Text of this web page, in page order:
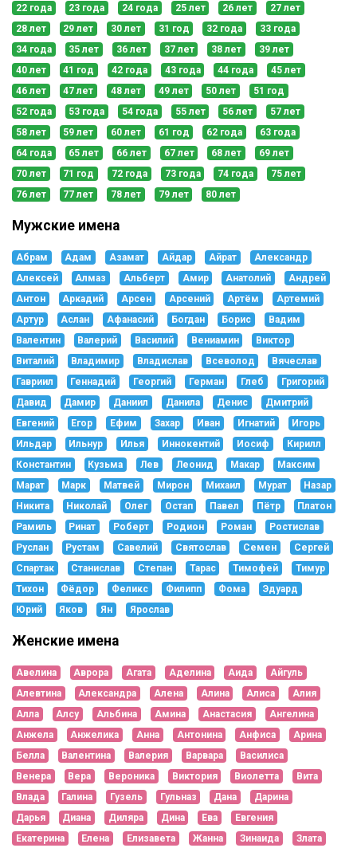
22 года
23 года 24 года 25 лет 26 лет
27 лет
28 лет
29 лет 30 лет 31 год 32 года
33 года
34 года
35 лет 36 лет 37 лет 38 лет
39 лет
40 лет
41 год 42 года 43 года 44 года
45 лет
46 лет
47 лет 48 лет 49 лет 50 лет
51 год
52 года
53 года 54 года 55 лет 56 лет
57 лет
58 лет
59 лет 60 лет 61 год 62 года
63 года
64 года
65 лет 66 лет 67 лет 68 лет
69 лет
70 лет
71 год 72 года 73 года 74 года
75 лет
76 лет
77 лет 78 лет 79 лет 80 лет
Мужские имена
Абрам Адам Азамат Айдар Айрат
Александр
Алексей
Алмаз Альберт Амир Анатолий
Андрей
Антон
Аркадий Арсен Арсений Артём
Артемий
Артур
Аслан Афанасий Богдан Борис
Вадим
Валентин
Валерий Василий Вениамин
Виктор
Виталий
Владимир Владислав Всеволод
Вячеслав
Гавриил
Геннадий Георгий Герман Глеб
Григорий
Давид
Дамир Даниил Данила Денис
Дмитрий
Евгений
Егор Ефим Захар Иван Игнатий
Игорь
Ильдар
Ильнур Илья Иннокентий Иосиф
Кирилл
Константин
Кузьма Лев Леонид Макар
Максим
Марат
Марк Матвей Мирон Михаил Мурат
Назар
Никита
Николай Олег Остап Павел Пётр
Платон
Рамиль
Ринат Роберт Родион Роман
Ростислав
Руслан
Рустам Савелий Святослав Семен
Сергей
Спартак
Станислав Степан Тарас Тимофей
Тимур
Тихон
Фёдор Феликс Филипп Фома
Эдуард
Юрий
Яков Ян Ярослав
Женские имена
Авелина Аврора Агата Аделина Аида
Айгуль
Алевтина
Александра Алена Алина Алиса
Алия
Алла
Алсу Альбина Амина Анастасия
Ангелина
Анжела
Анжелика Анна Антонина Анфиса
Арина
Белла
Валентина Валерия Варвара
Василиса
Венера
Вера Вероника Виктория Виолетта
Вита
Влада
Галина Гузель Гульназ Дана
Дарина
Дарья
Диана Диляра Дина Ева
Евгения
Екатерина
Елена Елизавета Жанна Зинаида Злата